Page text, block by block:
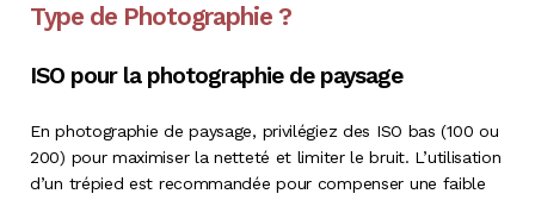
Type de Photographie ?
ISO pour la photographie de paysage
En photographie de paysage, privilégiez des ISO bas (100 ou
200) pour maximiser la netteté et limiter le bruit. L’utilisation
d’un trépied est recommandée pour compenser une faible